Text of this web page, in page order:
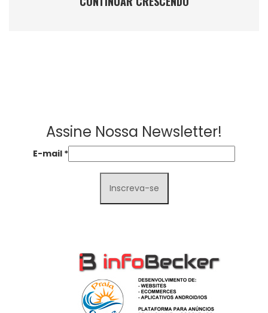
Assine Nossa Newsletter!
E-mail *